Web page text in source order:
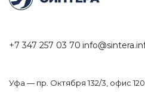
+7 347 257 03 70
Уфа — пр. Октября 132/3, офис